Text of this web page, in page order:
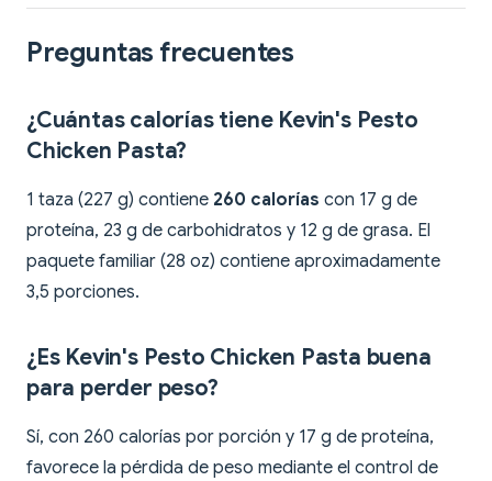
Preguntas frecuentes
¿Cuántas calorías tiene Kevin's Pesto
Chicken Pasta?
1 taza (227 g) contiene 260 calorías con 17 g de
proteína, 23 g de carbohidratos y 12 g de grasa. El
paquete familiar (28 oz) contiene aproximadamente
3,5 porciones.
¿Es Kevin's Pesto Chicken Pasta buena
para perder peso?
Sí, con 260 calorías por porción y 17 g de proteína,
favorece la pérdida de peso mediante el control de